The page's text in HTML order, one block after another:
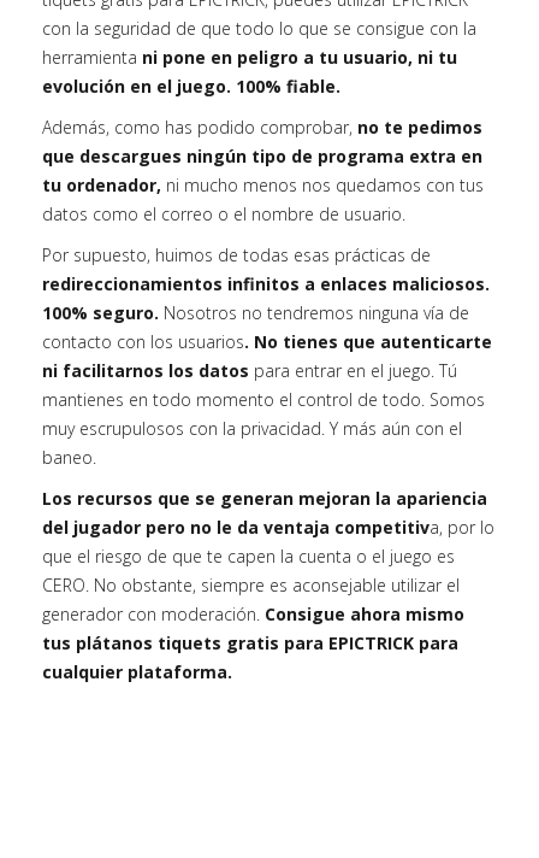
con la seguridad de que todo lo que se consigue con la
herramienta ni pone en peligro a tu usuario, ni tu
evolución en el juego. 100% fiable.
Además, como has podido comprobar, no te pedimos
que descargues ningún tipo de programa extra en
tu ordenador, ni mucho menos nos quedamos con tus
datos como el correo o el nombre de usuario.
Por supuesto, huimos de todas esas prácticas de
redireccionamientos infinitos a enlaces maliciosos.
100% seguro. Nosotros no tendremos ninguna vía de
contacto con los usuarios. No tienes que autenticarte
ni facilitarnos los datos para entrar en el juego. Tú
mantienes en todo momento el control de todo. Somos
muy escrupulosos con la privacidad. Y más aún con el
baneo.
Los recursos que se generan mejoran la apariencia
del jugador pero no le da ventaja competitiva, por lo
que el riesgo de que te capen la cuenta o el juego es
CERO. No obstante, siempre es aconsejable utilizar el
generador con moderación. Consigue ahora mismo
tus plátanos tiquets gratis para EPICTRICK para
cualquier plataforma.